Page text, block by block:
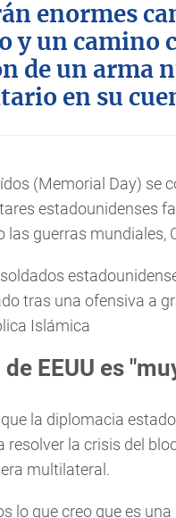
enormes
y un camino
de un arma
en su
(Memorial Day) se
estadounidenses
guerras mundiales,
tras una ofensiva a
Islámica
EEUU es
la diplomacia
resolver la crisis del
multilateral.
lo que creo que es